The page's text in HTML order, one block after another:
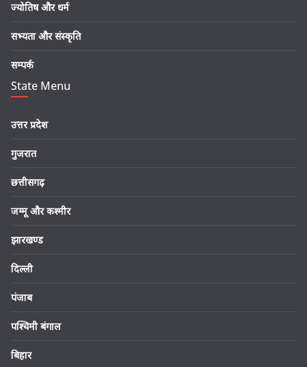
ज्योतिष और धर्म
सभ्यता और संस्कृति
सम्पर्क
State Menu
उत्तर प्रदेश
गुजरात
छत्तीसगढ़
जम्मू और कश्मीर
झारखण्ड
दिल्ली
पंजाब
पश्चिमी बंगाल
बिहार